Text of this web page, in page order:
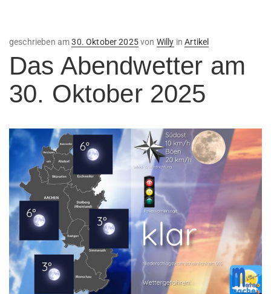
geschrieben amVeröffentlicht
am
30. Oktober 2025von Willy inArtikel
Das Abendwetter am
30. Oktober 2025